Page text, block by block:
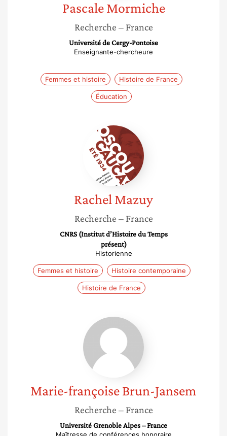
Pascale Mormiche
Recherche – France
Université de Cergy-Pontoise
Enseignante-chercheure
Femmes et histoire Histoire de France
Éducation
Rachel
Mazuy
Rachel Mazuy
Recherche – France
CNRS (Institut d’Histoire du Temps
présent)
Historienne
Femmes et histoire Histoire contemporaine
Histoire de France
Marie-
françoise
Brun-
Jansem
Marie-françoiseBrun-Jansem
Recherche – France
Université Grenoble Alpes – France